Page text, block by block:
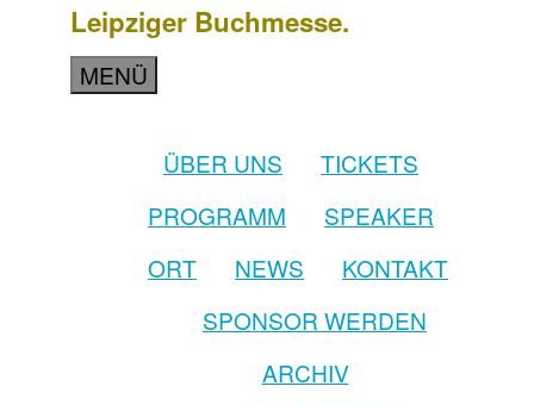
Leipziger Buchmesse.
MENÜ
ÜBER UNS
TICKETS
PROGRAMM
SPEAKER
ORT
NEWS
KONTAKT
SPONSOR WERDEN
ARCHIV